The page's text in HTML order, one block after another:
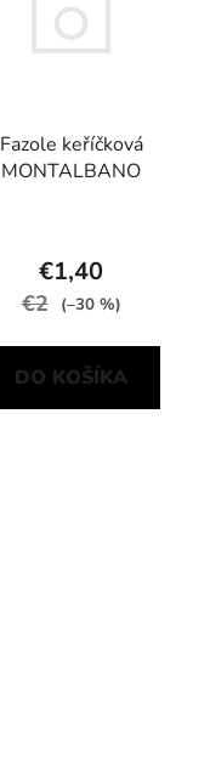
Fazole keříčková
MONTALBANO
€1,40
€2 (–30 %)
DO KOŠÍKA